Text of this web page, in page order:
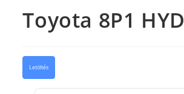
Toyota 8P1 HYD
Letöltés